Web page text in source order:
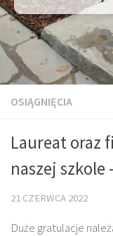
OSIĄGNIĘCIA
Laureat oraz
naszej
21 CZERWCA 2022
Duże gratulacje